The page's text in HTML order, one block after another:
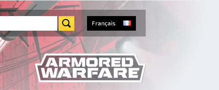
Français